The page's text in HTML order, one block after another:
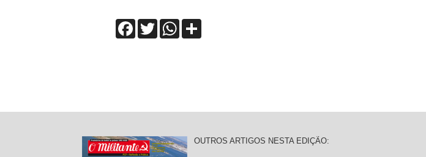
FacebookTwitterWhatsApp
OUTROS ARTIGOS NESTA EDIÇÃO: